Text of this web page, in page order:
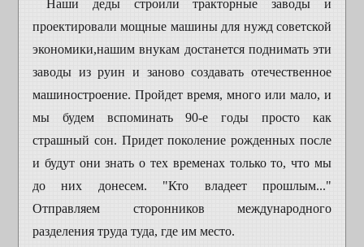
Наши деды строили тракторные заводы и
проектировали мощные машины для нужд советской
экономики,нашим внукам достанется поднимать эти
заводы из руин и заново создавать отечественное
машиностроение. Пройдет время, много или мало, и
мы будем вспоминать 90-е годы просто как
страшный сон. Придет поколение рожденных после
и будут они знать о тех временах только то, что мы
до них донесем. "Кто владеет прошлым..."
Отправляем сторонников международного
разделения труда туда, где им место.